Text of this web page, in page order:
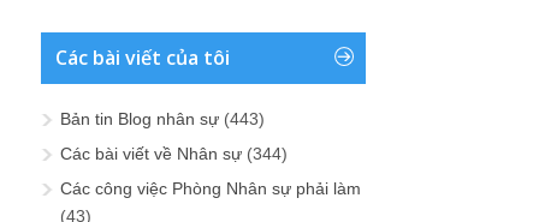
Các bài viết của tôi
Bản tin Blog nhân sự (443)
Các bài viết về Nhân sự (344)
Các công việc Phòng Nhân sự phải làm
(43)